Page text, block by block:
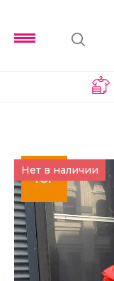
Нет в наличии